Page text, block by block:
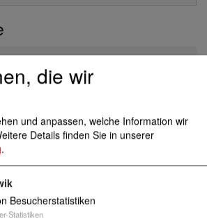
20, 14478 Potsdam
potsdam.de
potsdam.de/einrichtungen-
potsdam/articles/kaethe-k
die wir
und anpassen, welche Information wir
Details finden Sie in unserer
.
Besucherstatistiken
Statistiken